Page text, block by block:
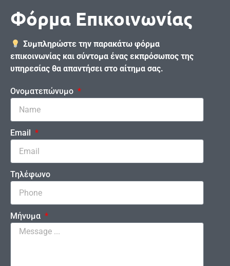
Φόρμα Επικοινωνίας
Συμπληρώστε την παρακάτω φόρμα
επικοινωνίας και σύντομα ένας εκπρόσωπος της
υπηρεσίας θα απαντήσει στο αίτημα σας.
Ονοματεπώνυμο
Email
Τηλέφωνο
Μήνυμα